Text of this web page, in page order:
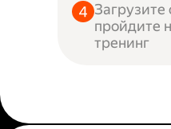
Загрузите
пройдите
тренинг